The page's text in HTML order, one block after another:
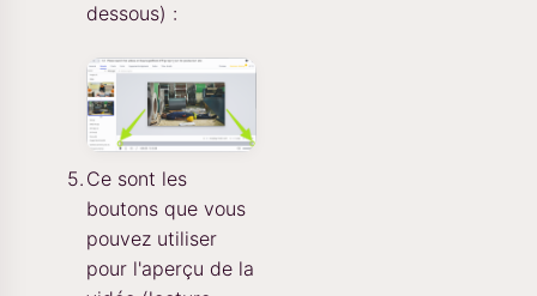
dessous) :
Ce sont les
boutons que vous
pouvez utiliser
pour l'aperçu de la